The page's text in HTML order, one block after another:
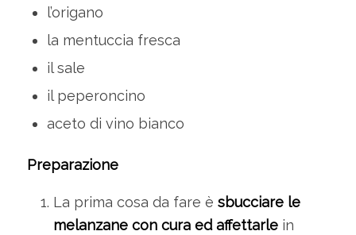
l’origano
la mentuccia fresca
il sale
il peperoncino
aceto di vino bianco
Preparazione
La prima cosa da fare è sbucciare le
melanzane con cura ed affettarle in